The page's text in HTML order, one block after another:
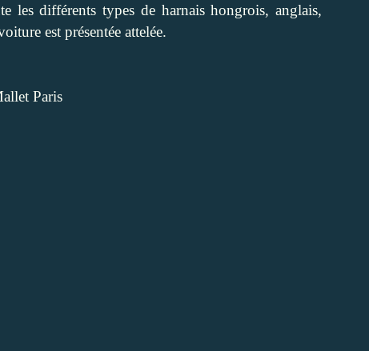
les différents types de harnais hongrois, anglais,
est présentée attelée.
Paris